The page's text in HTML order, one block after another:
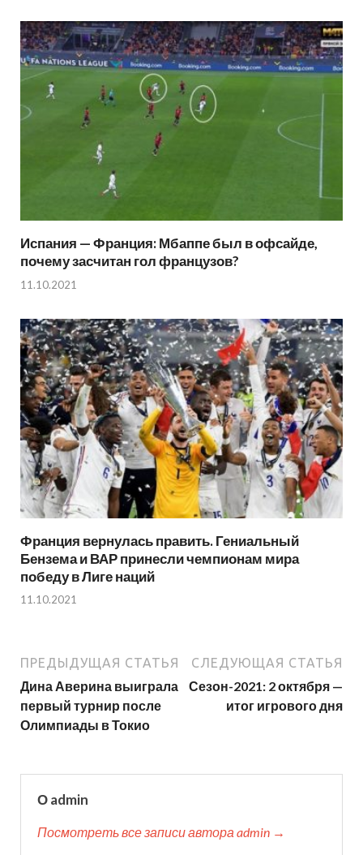
Испания — Франция: Мбаппе был в офсайде,
почему засчитан гол французов?
11.10.2021
Франция вернулась править. Гениальный
Бензема и ВАР принесли чемпионам мира
победу в Лиге наций
11.10.2021
ПРЕДЫДУЩАЯ СТАТЬЯ
Дина Аверина выиграла
первый турнир после
Олимпиады в Токио
СЛЕДУЮЩАЯ СТАТЬЯ
Сезон-2021: 2 октября —
итог игрового дня
О admin
Посмотреть все записи автора admin →